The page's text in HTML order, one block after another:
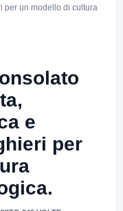
per un modello di cultura
e
per